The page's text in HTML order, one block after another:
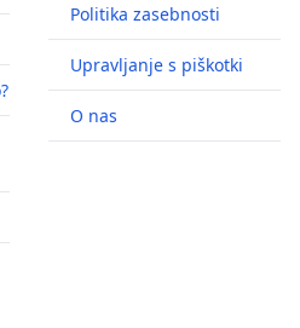
Politika zasebnosti
Upravljanje s piškotki
O nas